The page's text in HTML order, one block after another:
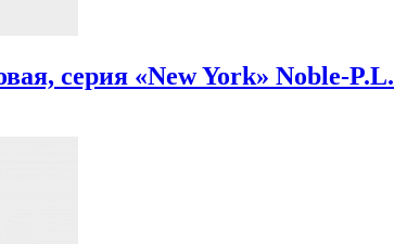
серия «New York» Noble-P.L.